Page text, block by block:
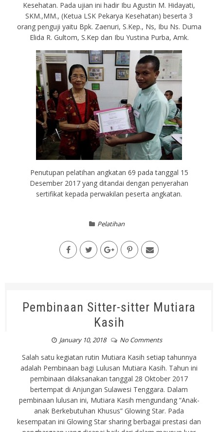
Kesehatan. Pada ujian ini hadir Ibu Agustin M. Hidayati,
SKM.,MM., (Ketua LSK Pekarya Kesehatan) beserta 3
orang penguji yaitu Bpk. Zaenuri, S.Kep., Ns, Ibu Ns. Duma
Elida R. Gultom, S.Kep dan Ibu Yustina Purba, Amk.
Penutupan pelatihan angkatan 69 pada tanggal 15
Desember 2017 yang ditandai dengan penyerahan
sertifikat kepada perwakilan peserta angkatan.
Pelatihan
Pembinaan Sitter-sitter Mutiara
Kasih
January 10, 2018 No Comments
Salah satu kegiatan rutin Mutiara Kasih setiap tahunnya
adalah Pembinaan bagi Lulusan Mutiara Kasih. Tahun ini
pembinaan dilaksanakan tanggal 28 Oktober 2017
bertempat di Anjungan Sulawesi Tenggara. Dalam
pembinaan lulusan ini, Mutiara Kasih mengundang “Anak-
anak Berkebutuhan Khusus” Glowing Star. Pada
kesempatan ini Glowing Star sharing berbagai prestasi dan